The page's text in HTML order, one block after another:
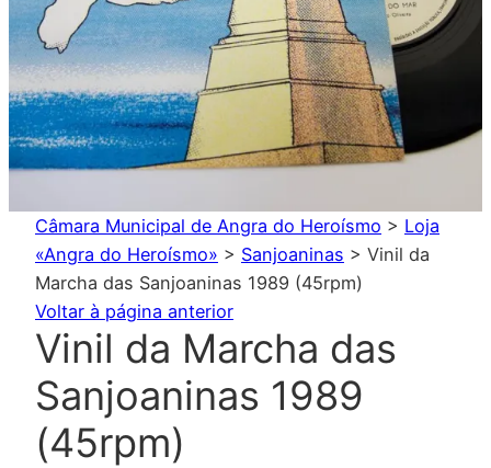
Câmara Municipal de Angra do Heroísmo > Loja
«Angra do Heroísmo» > Sanjoaninas > Vinil da
Marcha das Sanjoaninas 1989 (45rpm)
Voltar à página anterior
Vinil da Marcha das
Sanjoaninas 1989
(45rpm)